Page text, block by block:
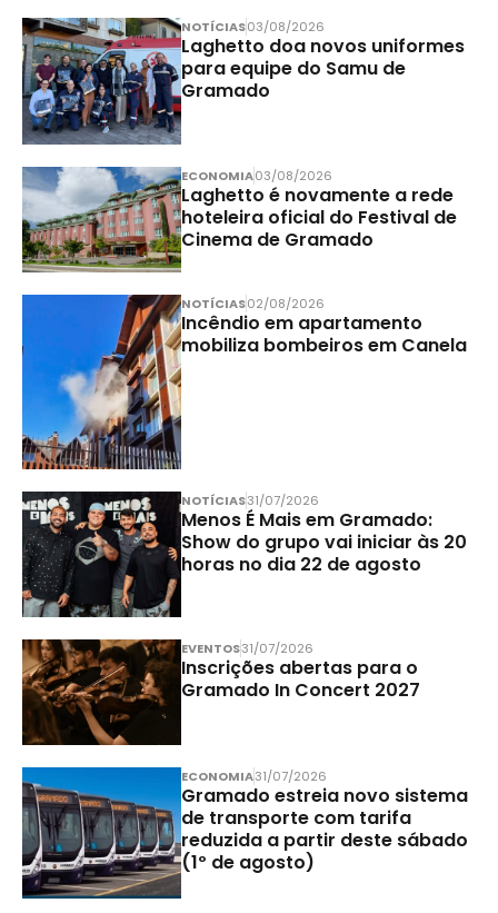
NOTÍCIAS03/08/2026
Laghetto doa novos uniformes
para equipe do Samu de
Gramado
ECONOMIA03/08/2026
Laghetto é novamente a rede
hoteleira oficial do Festival de
Cinema de Gramado
NOTÍCIAS02/08/2026
Incêndio em apartamento
mobiliza bombeiros em Canela
NOTÍCIAS31/07/2026
Menos É Mais em Gramado:
Show do grupo vai iniciar às 20
horas no dia 22 de agosto
EVENTOS31/07/2026
Inscrições abertas para o
Gramado In Concert 2027
ECONOMIA31/07/2026
Gramado estreia novo sistema
de transporte com tarifa
reduzida a partir deste sábado
(1º de agosto)